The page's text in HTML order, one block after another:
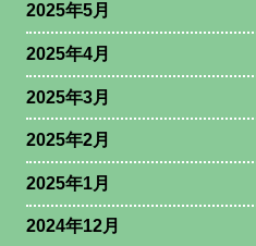
2025年5月
2025年4月
2025年3月
2025年2月
2025年1月
2024年12月